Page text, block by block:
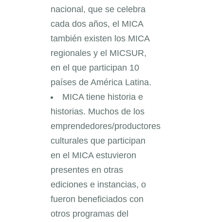
nacional, que se celebra
cada dos años, el MICA
también existen los MICA
regionales y el MICSUR,
en el que participan 10
países de América Latina.
MICA tiene historia e
historias. Muchos de los
emprendedores/productores
culturales que participan
en el MICA estuvieron
presentes en otras
ediciones e instancias, o
fueron beneficiados con
otros programas del